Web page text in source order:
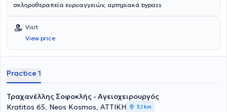
σκληροθεραπεία ευρυαγγειών, αρτηριακά bypass
Visit
View price
Practice 1
Τραχανέλλης Σοφοκλής - Αγειοχειρουργός
Kratitos 65, Neos Kosmos, ΑΤΤΙΚΗ
3,1 km